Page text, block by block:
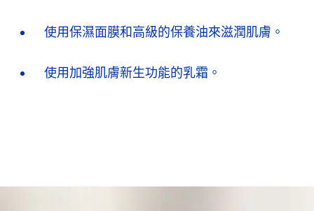
使用保濕面膜和高級的保養油來滋潤肌膚。
使用加強肌膚新生功能的乳霜。